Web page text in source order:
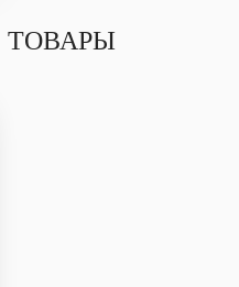
ТОВАРЫ